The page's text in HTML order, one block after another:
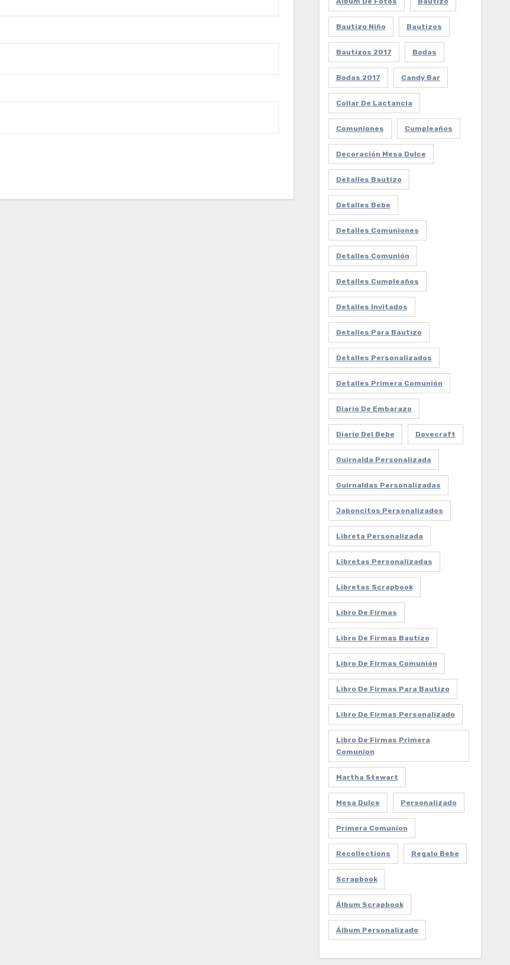
Bautizo Niño Bautizos
Bautizos 2017 Bodas
Bodas 2017 Candy Bar
Collar De Lactancia
Comuniones Cumpleaños
Decoración Mesa Dulce
Detalles Bautizo
Detalles Bebe
Detalles Comuniones
Detalles Comunión
Detalles Cumpleaños
Detalles Invitados
Detalles Para Bautizo
Detalles Personalizados
Detalles Primera Comunión
Diario De Embarazo
Diario Del Bebe Dovecraft
Guirnalda Personalizada
Guirnaldas Personalizadas
Jaboncitos Personalizados
Libreta Personalizada
Libretas Personalizadas
Libretas Scrapbook
Libro De Firmas
Libro De Firmas Bautizo
Libro De Firmas Comunión
Libro De Firmas Para Bautizo
Libro De Firmas Personalizado
Libro De Firmas Primera
Comunion
Martha Stewart
Mesa Dulce Personalizado
Primera Comunion
Recollections Regalo Bebe
Scrapbook
Álbum Scrapbook
Álbum Personalizado